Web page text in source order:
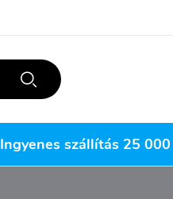
Ingyenes szállítás 25